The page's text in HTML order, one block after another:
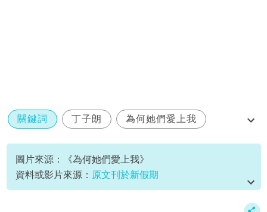
關鍵詞 丁子朗 為何她們愛上我
短劇
郭珮文
圖片來源：《為何她們愛上我》
資料或影片來源： 原文刊於新假期